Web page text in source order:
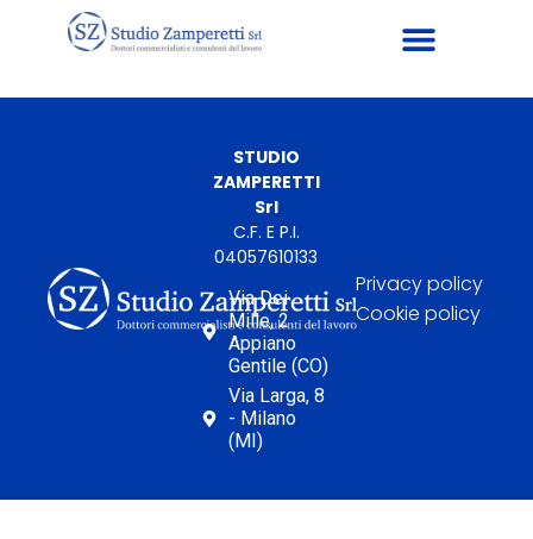
STUDIO
ZAMPERETTI
Srl
C.F. E P.I.
04057610133
Via Dei
Mille, 2
Appiano
Gentile (CO)
Via Larga, 8
- Milano
(MI)
Privacy policy
Cookie policy